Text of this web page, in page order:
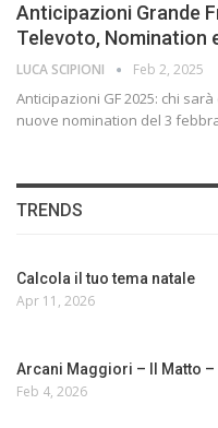
Anticipazioni Grande
Televoto, Nomination
LUCA SCIPIONI Feb 2, 2025
Anticipazioni GF 2025: chi
nuove nomination del 3
TRENDS
Calcola il tuo tema natale
Apr 11, 2026
Arcani Maggiori – Il Matto
Feb 4, 2026